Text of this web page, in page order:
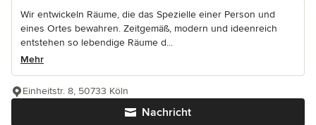
Wir entwickeln Räume, die das Spezielle einer Person und
eines Ortes bewahren. Zeitgemäß, modern und ideenreich
entstehen so lebendige Räume d...
Mehr
Nachricht
Einheitstr. 8, 50733 Köln